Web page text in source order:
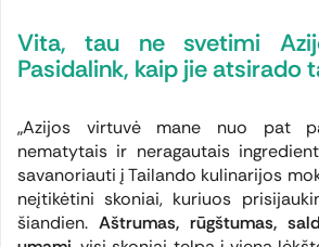
Vita, tau ne svetimi
Pasidalink, kaip jie atsirado
„Azijos virtuvė mane nuo pat
nematytais ir neragautais
savanoriauti į Tailando kulinarijos
neįtikėtini skoniai, kuriuos
šiandien. Aštrumas, rūgštumas,